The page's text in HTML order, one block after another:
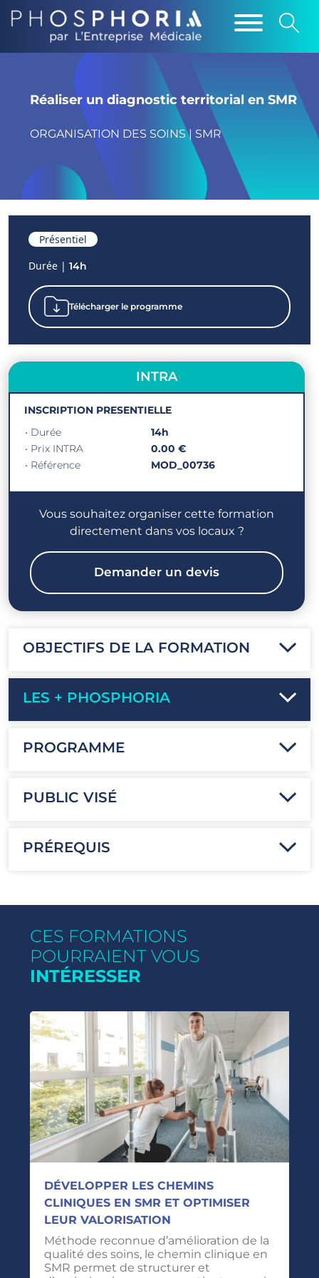
Réaliser un diagnostic territorial en SMR
ORGANISATION DES SOINS | SMR
Présentiel
Durée | 14h
Télécharger le programme
INTRA
INSCRIPTION PRESENTIELLE
• Durée
14h
• Prix INTRA
0.00 €
• Référence
MOD_00736
Vous souhaitez organiser cette formation
directement dans vos locaux ?
Demander un devis
OBJECTIFS DE LA FORMATION
LES + PHOSPHORIA
PROGRAMME
PUBLIC VISÉ
PRÉREQUIS
CES FORMATIONS
POURRAIENT VOUS
INTÉRESSER
DÉVELOPPER LES CHEMINS
CLINIQUES EN SMR ET OPTIMISER
LEUR VALORISATION
Méthode reconnue d’amélioration de la
qualité des soins, le chemin clinique en
SMR permet de structurer et